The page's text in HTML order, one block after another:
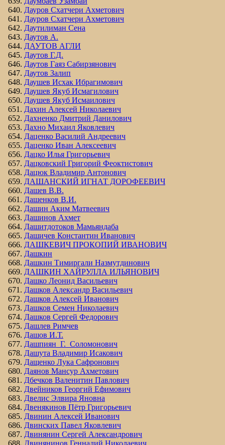
Дауров Схатчери Ахметович
Дауров Схатчери Ахметович
Даутилиман Сена
Даутов А.
ДАУТОВ АГЛИ
Даутов Г.Д.
Даутов Гаяз Сабирзянович
Даутов Залип
Даушев Исхак Ибрагимович
Даушев Якуб Исмагилович
Даушев Якуб Исмаилович
Дахин Алексей Николаевич
Дахненко Дмитрий Данилович
Дахно Михаил Яковлевич
Даценко Василий Андреевич
Даценко Иван Алексеевич
Дацко Илья Григорьевич
Дацковский Григорий Феоктистович
Дацюк Владимир Антонович
ДАШАНСКИЙ ИГНАТ ДОРОФЕЕВИЧ
Дашев В.В.
Дашенков В.И.
Дашин Аким Матвеевич
Дашинов Ахмет
Дашитдотоков Мамьяндаба
Дашичев Константин Иванович
ДАШКЕВИЧ ПРОКОПИЙ ИВАНОВИЧ
Дашкин
Дашкин Тимиргали Назмутдинович
ДАШКИН ХАЙРУЛЛА ИЛЬЯНОВИЧ
Дашко Леонид Васильевич
Дашков Александр Васильевич
Дашков Алексей Иванович
Дашков Семен Николаевич
Дашков Сергей Федорович
Дашлев Римчев
Дашов И.Т.
Дашпиян Г. Соломонович
Дашута Владимир Исакович
Дащенко Лука Сафронович
Даянов Мансур Ахметович
Дбечков Валенитин Павлович
Двейников Георгий Ефимович
Двелис Элвира Яновна
Двенякинов Пётр Григорьевич
Двинин Алексей Иванович
Двинских Павел Яковлевич
Двинянин Сергей Александрович
Двинянинов Геннадий Николаевич